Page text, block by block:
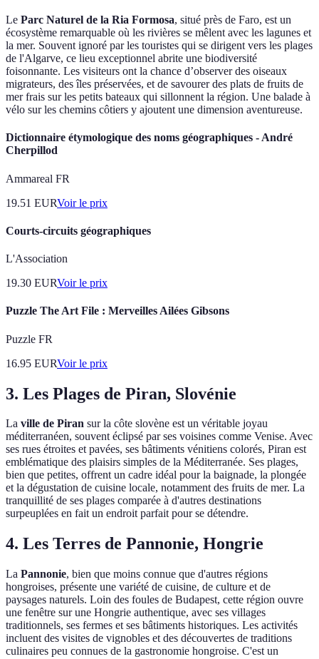
Le Parc Naturel de la Ria Formosa, situé près de Faro, est un
écosystème remarquable où les rivières se mêlent avec les lagunes et
la mer. Souvent ignoré par les touristes qui se dirigent vers les plages
de l'Algarve, ce lieu exceptionnel abrite une biodiversité
foisonnante. Les visiteurs ont la chance d’observer des oiseaux
migrateurs, des îles préservées, et de savourer des plats de fruits de
mer frais sur les petits bateaux qui sillonnent la région. Une balade à
vélo sur les chemins côtiers y ajoutent une dimension aventureuse.
Dictionnaire étymologique des noms géographiques - André
Cherpillod
Ammareal FR
19.51 EURVoir le prix
Courts-circuits géographiques
L'Association
19.30 EURVoir le prix
Puzzle The Art File : Merveilles Ailées Gibsons
Puzzle FR
16.95 EURVoir le prix
3. Les Plages de Piran, Slovénie
La ville de Piran sur la côte slovène est un véritable joyau
méditerranéen, souvent éclipsé par ses voisines comme Venise. Avec
ses rues étroites et pavées, ses bâtiments vénitiens colorés, Piran est
emblématique des plaisirs simples de la Méditerranée. Ses plages,
bien que petites, offrent un cadre idéal pour la baignade, la plongée
et la dégustation de cuisine locale, notamment des fruits de mer. La
tranquillité de ses plages comparée à d'autres destinations
surpeuplées en fait un endroit parfait pour se détendre.
4. Les Terres de Pannonie, Hongrie
La Pannonie, bien que moins connue que d'autres régions
hongroises, présente une variété de cuisine, de culture et de
paysages naturels. Loin des foules de Budapest, cette région ouvre
une fenêtre sur une Hongrie authentique, avec ses villages
traditionnels, ses fermes et ses bâtiments historiques. Les activités
incluent des visites de vignobles et des découvertes de traditions
culinaires peu connues de la gastronomie hongroise. C'est un